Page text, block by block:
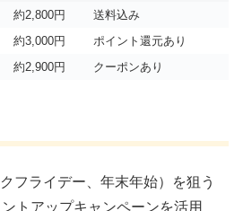
約2,800円
送料込み
約3,000円
ポイント還元あり
約2,900円 クーポンあり
フライデー、年末年始）を狙う
トアップキャンペーンを活用